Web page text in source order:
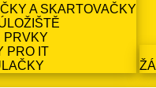
A SKARTOVAČKY
PRVKY
PRO IT